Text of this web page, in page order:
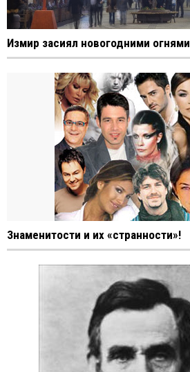
Измир засиял новогодними огнями
Знаменитости и их «странности»!